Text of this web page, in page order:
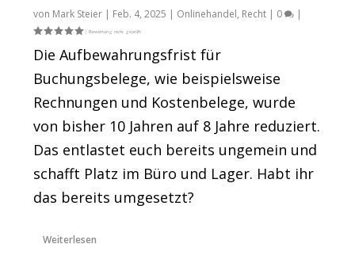
von Mark Steier | Feb. 4, 2025 | Onlinehandel, Recht | 0 |
Die Aufbewahrungsfrist für
Buchungsbelege, wie beispielsweise
Rechnungen und Kostenbelege, wurde
von bisher 10 Jahren auf 8 Jahre reduziert.
Das entlastet euch bereits ungemein und
schafft Platz im Büro und Lager. Habt ihr
das bereits umgesetzt?
Weiterlesen